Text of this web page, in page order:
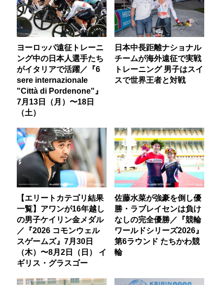
ヨーロッパ遠征トレーニ
ング中の日本人選手たち
がイタリアで活躍／『6
sere internazionale
"Città di Pordenone"』
7月13日（月）〜18日
（土）
日本中長距離ナショナル
チームが海外遠征で実戦
トレーニング 男子はスイ
スで世界王者と対戦
【エリートカテゴリ結果
一覧】アワンが16年越し
の男子ケイリン金メダル
／『2026 コモンウェル
スゲームズ』7月30日
（木）〜8月2日（日） イ
ギリス・グラスゴー
佐藤水菜が強豪を倒し優
勝・ラブレイセンは負け
なしの完全優勝／『競輪
ワールドシリーズ2026』
第6ラウンド たちかわ競
輪